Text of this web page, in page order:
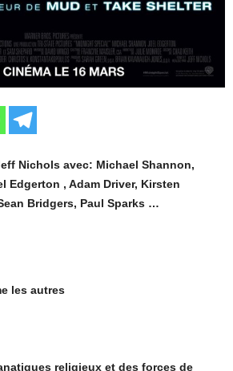
Nichols avec: Michael Shannon,
Edgerton , Adam Driver, Kirsten
Bridgers, Paul Sparks …
les autres
religieux et des forces de